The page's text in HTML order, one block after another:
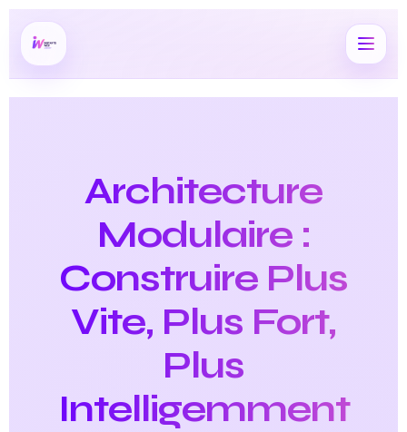
Architecture
Modulaire :
Construire Plus
Vite, Plus Fort,
Plus
Intelligemment